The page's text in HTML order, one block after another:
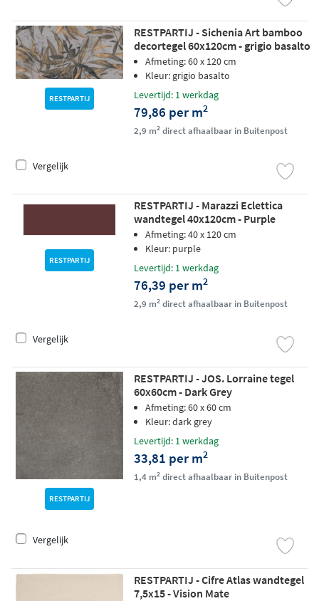
RESTPARTIJ
RESTPARTIJ - Sichenia Art bamboo
decortegel 60x120cm - grigio basalto
Afmeting: 60 x 120 cm
Kleur: grigio basalto
Levertijd: 1 werkdag
79,86 per m2
2,9 m2direct afhaalbaar in Buitenpost
Vergelijk
RESTPARTIJ
RESTPARTIJ - Marazzi Eclettica
wandtegel 40x120cm - Purple
Afmeting: 40 x 120 cm
Kleur: purple
Levertijd: 1 werkdag
76,39 per m2
2,9 m2direct afhaalbaar in Buitenpost
Vergelijk
RESTPARTIJ
RESTPARTIJ - JOS. Lorraine tegel
60x60cm - Dark Grey
Afmeting: 60 x 60 cm
Kleur: dark grey
Levertijd: 1 werkdag
33,81 per m2
1,4 m2direct afhaalbaar in Buitenpost
Vergelijk
RESTPARTIJ - Cifre Atlas wandtegel
7,5x15 - Vision Mate